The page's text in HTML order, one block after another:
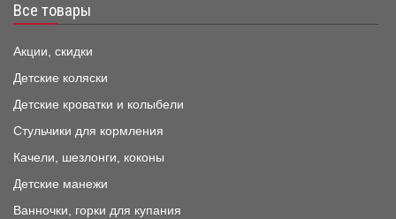
Все товары
Акции, скидки
Детские коляски
Детские кроватки и колыбели
Стульчики для кормления
Качели, шезлонги, коконы
Детские манежи
Ванночки, горки для купания